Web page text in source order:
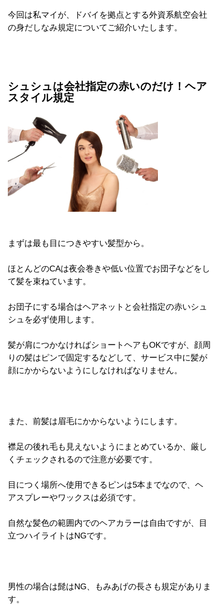
今回は私マイが、ドバイを拠点とする外資系航空会社
の身だしなみ規定についてご紹介いたします。
シュシュは会社指定の赤いのだけ！ヘア
スタイル規定
まずは最も目につきやすい髪型から。
ほとんどのCAは夜会巻きや低い位置でお団子などをし
て髪を束ねています。
お団子にする場合はヘアネットと会社指定の赤いシュ
シュを必ず使用します。
髪が肩につかなければショートヘアもOKですが、顔周
りの髪はピンで固定するなどして、サービス中に髪が
顔にかからないようにしなければなりません。
また、前髪は眉毛にかからないようにします。
襟足の後れ毛も見えないようにまとめているか、厳し
くチェックされるので注意が必要です。
目につく場所へ使用できるピンは5本までなので、ヘ
アスプレーやワックスは必須です。
自然な髪色の範囲内でのヘアカラーは自由ですが、目
立つハイライトはNGです。
男性の場合は髭はNG、もみあげの長さも規定がありま
す。